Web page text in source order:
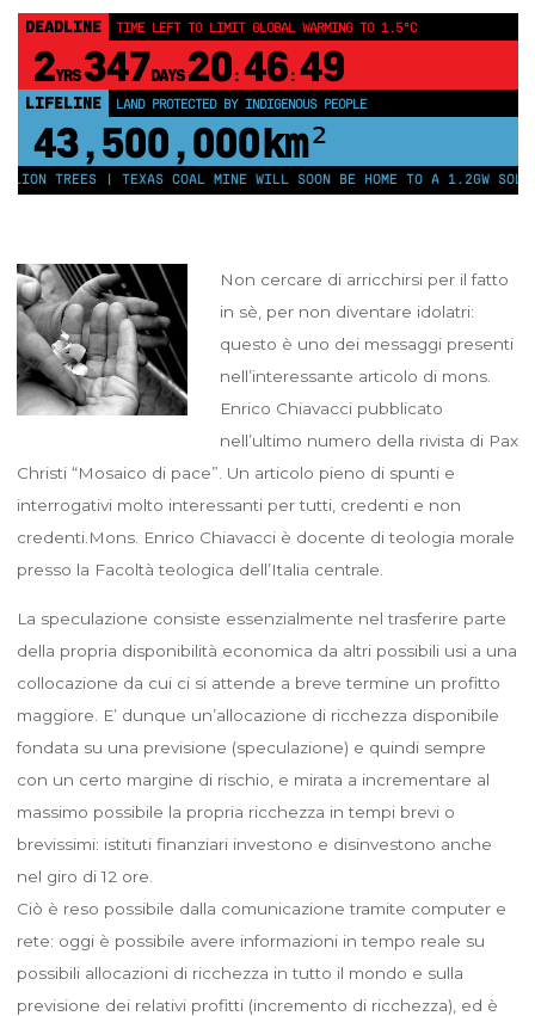
DEADLINE TIME LEFT TO LIMIT GLOBAL WARMING TO 1.5°C
2YRS 347DAYS 20: 46: 48
LIFELINE LAND PROTECTED BY INDIGENOUS PEOPLE
43,500,000km²
TREES | TEXAS COAL MINE WILL SOON BE HOME TO A 1.2GW SOLAR
Non cercare di arricchirsi per il fatto
in sè, per non diventare idolatri:
questo è uno dei messaggi presenti
nell’interessante articolo di mons.
Enrico Chiavacci pubblicato
nell’ultimo numero della rivista di Pax
Christi “Mosaico di pace”. Un articolo pieno di spunti e
interrogativi molto interessanti per tutti, credenti e non
credenti.Mons. Enrico Chiavacci è docente di teologia morale
presso la Facoltà teologica dell’Italia centrale.
La speculazione consiste essenzialmente nel trasferire parte
della propria disponibilità economica da altri possibili usi a una
collocazione da cui ci si attende a breve termine un profitto
maggiore. E’ dunque un’allocazione di ricchezza disponibile
fondata su una previsione (speculazione) e quindi sempre
con un certo margine di rischio, e mirata a incrementare al
massimo possibile la propria ricchezza in tempi brevi o
brevissimi: istituti finanziari investono e disinvestono anche
nel giro di 12 ore.
Ciò è reso possibile dalla comunicazione tramite computer e
rete: oggi è possibile avere informazioni in tempo reale su
possibili allocazioni di ricchezza in tutto il mondo e sulla
previsione dei relativi profitti (incremento di ricchezza), ed è